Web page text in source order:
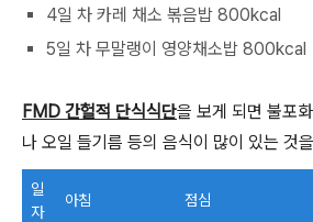
4일 차 카레 채소 볶음밥 800kcal
5일 차 무말랭이 영양채소밥 800kcal
FMD 간헐적 단식식단을 보게 되면 불포
나 오일 들기름 등의 음식이 많이 있는 것
일
자
아침 점심